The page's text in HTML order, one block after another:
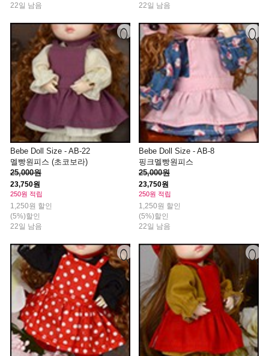
22일 남음
22일 남음
Bebe Doll Size - AB-22
멜빵원피스 (초코보라)
25,000원
23,750원
250원 적립
1,250원 할인
(5%)할인
22일 남음
Bebe Doll Size - AB-8
핑크멜빵원피스
25,000원
23,750원
250원 적립
1,250원 할인
(5%)할인
22일 남음